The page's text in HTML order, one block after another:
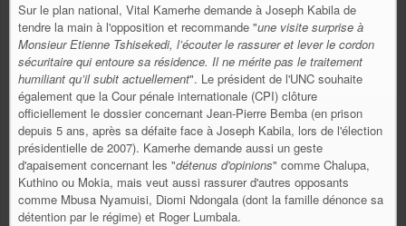
Sur le plan national, Vital Kamerhe demande à Joseph Kabila de
tendre la main à l'opposition et recommande "une visite surprise à
Monsieur Etienne Tshisekedi, l’écouter le rassurer et lever le cordon
sécuritaire qui entoure sa résidence. Il ne mérite pas le traitement
humiliant qu’il subit actuellement". Le président de l'UNC souhaite
également que la Cour pénale internationale (CPI) clôture
officiellement le dossier concernant Jean-Pierre Bemba (en prison
depuis 5 ans, après sa défaite face à Joseph Kabila, lors de l'élection
présidentielle de 2007). Kamerhe demande aussi un geste
d'apaisement concernant les "détenus d'opinions" comme Chalupa,
Kuthino ou Mokia, mais veut aussi rassurer d'autres opposants
comme Mbusa Nyamuisi, Diomi Ndongala (dont la famille dénonce sa
détention par le régime) et Roger Lumbala.